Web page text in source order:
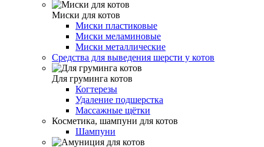
Миски для котов
Миски пластиковые
Миски меламиновые
Миски металлические
Средства для выведения шерсти у котов
Для груминга котов
Когтерезы
Удаление подшерстка
Массажные щётки
Косметика, шампуни для котов
Шампуни